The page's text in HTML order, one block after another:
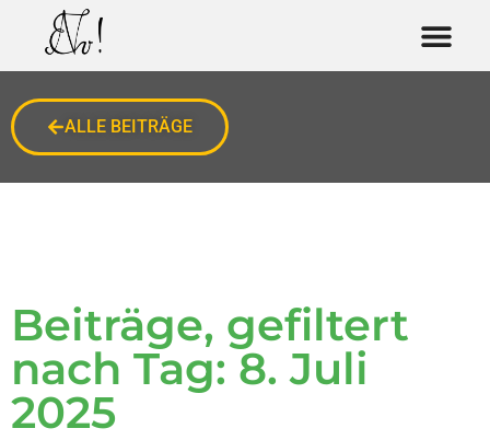
ALLE BEITRÄGE
Beiträge, gefiltert
nach Tag: 8. Juli
2025